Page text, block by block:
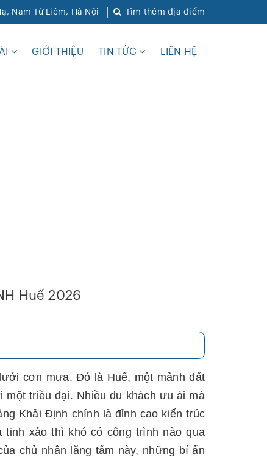
Nam Từ Liêm, Hà Nội Tìm thêm địa điểm
GIỚI THIỆU TIN TỨC LIÊN HỆ
Huế 2026
cơn mưa. Đó là Huế, một mảnh đất
triều đại. Nhiều du khách ưu ái mà
Khải Định chính là đỉnh cao kiến trúc
xảo thì khó có công trình nào qua
chủ nhân lăng tẩm này, những bí ẩn